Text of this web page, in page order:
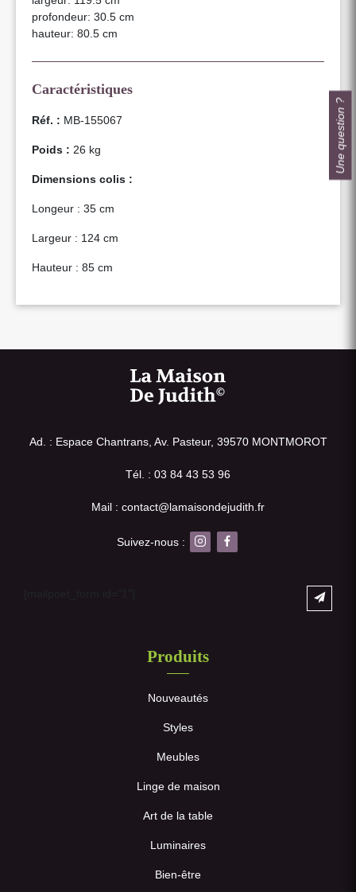
profondeur: 30.5 cm
hauteur: 80.5 cm
Caractéristiques
Réf. : MB-155067
Poids : 26 kg
Dimensions colis :
Longeur : 35 cm
Largeur : 124 cm
Hauteur : 85 cm
Ad. : Espace Chantrans, Av. Pasteur, 39570 MONTMOROT
Tél. : 03 84 43 53 96
Mail : contact@lamaisondejudith.fr
Suivez-nous :
Produits
Nouveautés
Styles
Meubles
Linge de maison
Art de la table
Luminaires
Bien-être
Une question ?